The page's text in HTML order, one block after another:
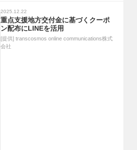
2025.12.22
重点支援地方交付金に基づくクーポ
ン配布にLINEを活用
[提供] transcosmos online communications株式
会社